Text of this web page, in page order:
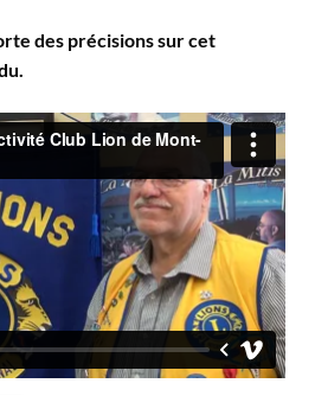
des précisions sur cet